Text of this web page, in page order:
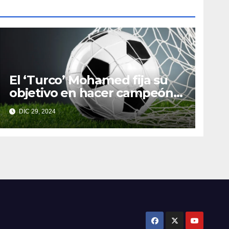
El ‘Turco’ Mohamed fija su
objetivo en hacer campeón a
Toluca
DIC 29, 2024